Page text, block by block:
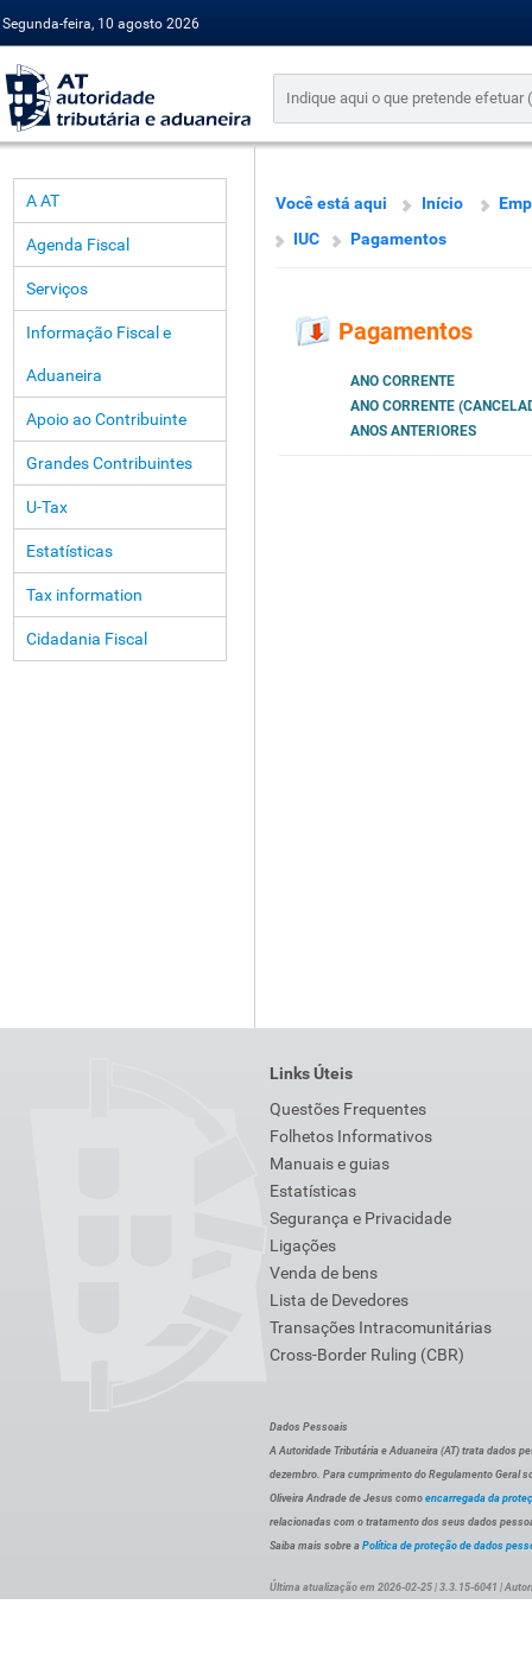
Segunda-feira, 10 agosto 2026
A AT
Agenda Fiscal
Serviços
Informação Fiscal e
Aduaneira
Apoio ao Contribuinte
Grandes Contribuintes
U-Tax
Estatísticas
Tax information
Cidadania Fiscal
Você está aqui Início
IUC
Pagamentos
Pagamentos
ANO CORRENTE
ANO CORRENTE
ANOS ANTERIORES
Links Úteis
Questões Frequentes
Folhetos Informativos
Manuais e guias
Estatísticas
Segurança e Privacidade
Ligações
Venda de bens
Lista de Devedores
Transações Intracomunitárias
Cross-Border Ruling (CBR)
Dados Pessoais
A Autoridade Tributária e Aduaneira (AT) trata dados
dezembro. Para cumprimento do Regulamento Geral
Oliveira Andrade de Jesus como encarregada da
relacionadas com o tratamento dos seus dados
Saiba mais sobre a Política de proteção de dados
Última atualização em 2026-02-25 | 3.3.15-6041 |